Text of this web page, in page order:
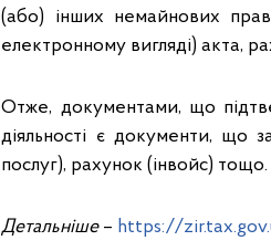
(або) інших немайнових
електронному вигляді) акта,
Отже, документами, що
діяльності є документи, що
послуг), рахунок (інвойс) тощо.
Детальніше– https://